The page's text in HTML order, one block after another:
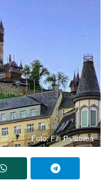
Foto: Fifi P Jubilea